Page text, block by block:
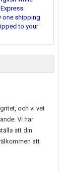
one shipping
to your
och vi vet
Vi har
att din
att